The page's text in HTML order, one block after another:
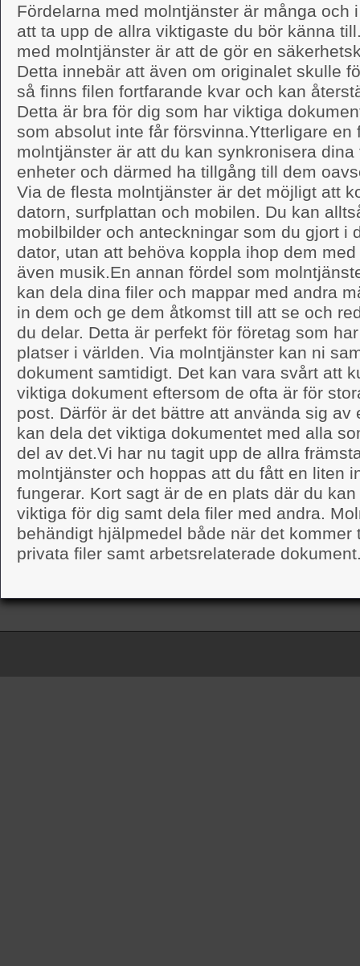
Fördelarna med molntjänster är många och
att ta upp de allra viktigaste du bör känna
med molntjänster är att de gör en
Detta innebär att även om originalet skulle
så finns filen fortfarande kvar och kan
Detta är bra för dig som har viktiga
som absolut inte får försvinna.Ytterligare en
molntjänster är att du kan synkronisera
enheter och därmed ha tillgång till dem
Via de flesta molntjänster är det möjligt att
datorn, surfplattan och mobilen. Du kan
mobilbilder och anteckningar som du gjort i
dator, utan att behöva koppla ihop dem
även musik.En annan fördel som
kan dela dina filer och mappar med andra
in dem och ge dem åtkomst till att se och
du delar. Detta är perfekt för företag som
platser i världen. Via molntjänster kan ni
dokument samtidigt. Det kan vara svårt att
viktiga dokument eftersom de ofta är för
post. Därför är det bättre att använda sig av
kan dela det viktiga dokumentet med alla
del av det.Vi har nu tagit upp de allra
molntjänster och hoppas att du fått en liten
fungerar. Kort sagt är de en plats där du
viktiga för dig samt dela filer med andra.
behändigt hjälpmedel både när det kommer
privata filer samt arbetsrelaterade